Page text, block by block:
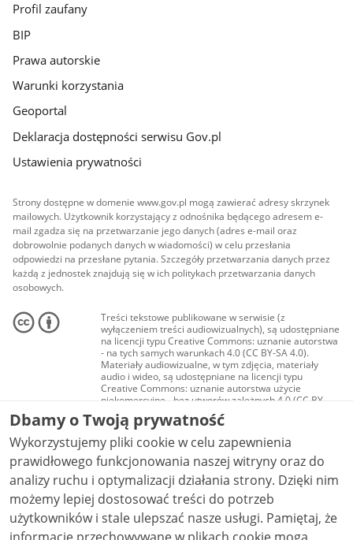
Profil zaufany
BIP
Prawa autorskie
Warunki korzystania
Geoportal
Deklaracja dostępności serwisu Gov.pl
Ustawienia prywatności
Strony dostępne w domenie www.gov.pl mogą zawierać adresy skrzynek
mailowych. Użytkownik korzystający z odnośnika będącego adresem e-
mail zgadza się na przetwarzanie jego danych (adres e-mail oraz
dobrowolnie podanych danych w wiadomości) w celu przesłania
odpowiedzi na przesłane pytania. Szczegóły przetwarzania danych przez
każdą z jednostek znajdują się w ich politykach przetwarzania danych
osobowych.
Treści tekstowe publikowane w serwisie (z
wyłączeniem treści audiowizualnych), są udostępniane
na licencji typu Creative Commons: uznanie autorstwa
- na tych samych warunkach 4.0 (CC BY-SA 4.0).
Materiały audiowizualne, w tym zdjęcia, materiały
audio i wideo, są udostępniane na licencji typu
Creative Commons: uznanie autorstwa użycie
niekomercyjne - bez utworów zależnych 4.0 (CC BY-
NC-ND 4.0), o ile nie jest to stwierdzone inaczej.
Dbamy o Twoją prywatność
Wykorzystujemy pliki cookie w celu zapewnienia
prawidłowego funkcjonowania naszej witryny oraz do
analizy ruchu i optymalizacji działania strony. Dzięki nim
możemy lepiej dostosować treści do potrzeb
użytkowników i stale ulepszać nasze usługi. Pamiętaj, że